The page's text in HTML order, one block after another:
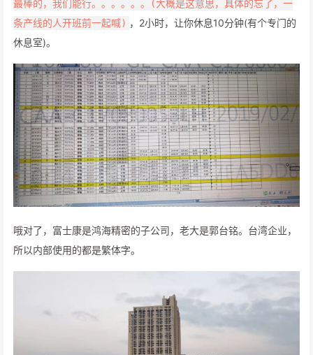
最棒的，我们能行。。。。。。(大概是这意思，具体的忘了，一
条产线的人开班前一起喊) ，2小时，让你休息10分钟(有个专门的
休息室)。
哦对了，富士康是鸿海精密的子公司，老大是郭台铭。台湾企业，
所以内部使用的都是繁体字。